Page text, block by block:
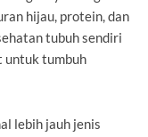
hijau, protein, dan
tubuh sendiri
untuk tumbuh
lebih jauh jenis